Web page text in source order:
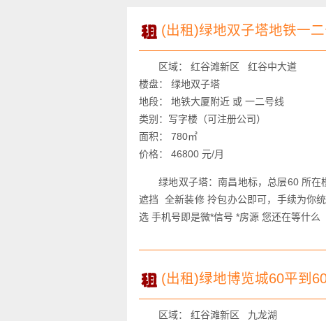
(出租)绿地双子塔地铁一
区域： 红谷滩新区 红谷中大道
楼盘： 绿地双子塔
地段： 地铁大厦附近 或 一二号线
类别：写字楼（可注册公司）
面积： 780㎡
价格： 46800 元/月
绿地双子塔：南昌地标，总层60 所
遮挡 全新装修 拎包办公即可，手续为你
选 手机号即是微*信号 *房源 您还在等什么
(出租)绿地博览城60平到
区域： 红谷滩新区 九龙湖